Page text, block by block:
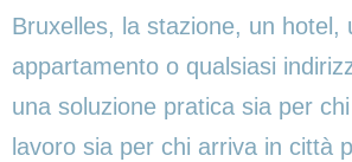
Bruxelles, la stazione, un hotel,
appartamento o qualsiasi
una soluzione pratica sia per
lavoro sia per chi arriva in città